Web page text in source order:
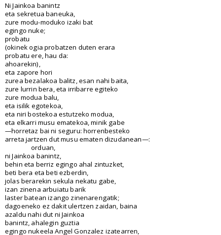
Ni Jainkoa banintz
eta sekretua baneuka,
zure modu-moduko izaki bat
egingo nuke;
probatu
(okinek ogia probatzen duten erara
probatu ere, hau da:
ahoarekin),
eta zapore hori
zurea bezalakoa balitz, esan nahi baita,
zure lurrin bera, eta irribarre egiteko
zure modua balu,
eta isilik egotekoa,
eta niri bostekoa estutzeko modua,
eta elkarri musu ematekoa, minik gabe
—horretaz bai ni seguru: horrenbesteko
arreta jartzen dut musu ematen dizudanean—:
orduan,
ni Jainkoa banintz,
behin eta berriz egingo ahal zintuzket,
beti bera eta beti ezberdin,
jolas berarekin sekula nekatu gabe,
izan zinena arbuiatu barik
laster batean izango zinenarengatik;
dagoeneko ez dakit ulertzen zaidan, baina
azaldu nahi dut ni Jainkoa
banintz, ahalegin guztia
egingo nukeela Angel Gonzalez izatearren,